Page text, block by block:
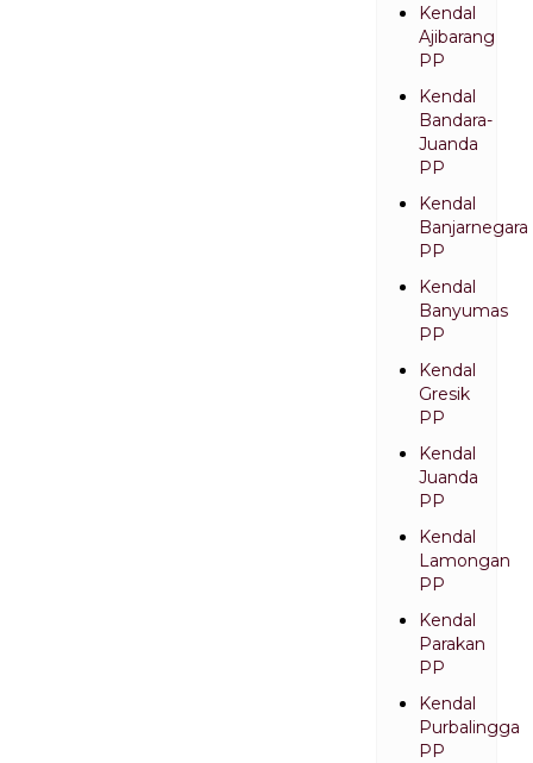
Kendal
Ajibarang
PP
Kendal
Bandara-
Juanda
PP
Kendal
Banjarnegara
PP
Kendal
Banyumas
PP
Kendal
Gresik
PP
Kendal
Juanda
PP
Kendal
Lamongan
PP
Kendal
Parakan
PP
Kendal
Purbalingga
PP